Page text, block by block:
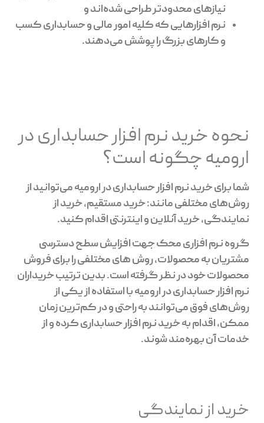
نیازهای محدودتر طراحی شده‌اند و
نرم افزارهایی که کلیه امور مالی و حسابداری کسب
و کارهای بزرگ را پوشش می‌دهند.
نحوه خرید نرم افزار حسابداری در
ارومیه چگونه است؟
شما برای خرید نرم افزار حسابداری در ارومیه می‌توانید از
روش‌های مختلفی مانند: خرید مستقیم، خرید از
نمایندگی، خرید آنلاین و اینترنتی اقدام کنید.
گروه نرم افزاری محک جهت افزایش سطح دسترسی
مشتریان به محصولات، روش های مختلفی را برای فروش
محصولات خود در نظر گرفته است. بدین ترتیب خریداران
نرم افزار حسابداری در ارومیه با استفاده از یکی از
روش‌های فوق می‌توانند به راحتی و در کم‌ترین زمان
ممکن، اقدام به خرید نرم افزار حسابداری کرده و از
خدمات آن بهره‌مند شوند.
خرید از نمایندگی